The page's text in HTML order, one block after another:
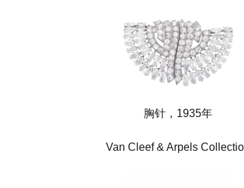
胸针，1935年
Van Cleef & Arpels